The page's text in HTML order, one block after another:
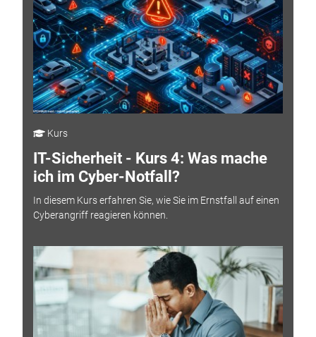
Kurs
IT-Sicherheit - Kurs 4: Was mache
ich im Cyber-Notfall?
In diesem Kurs erfahren Sie, wie Sie im Ernstfall auf einen
Cyberangriff reagieren können.